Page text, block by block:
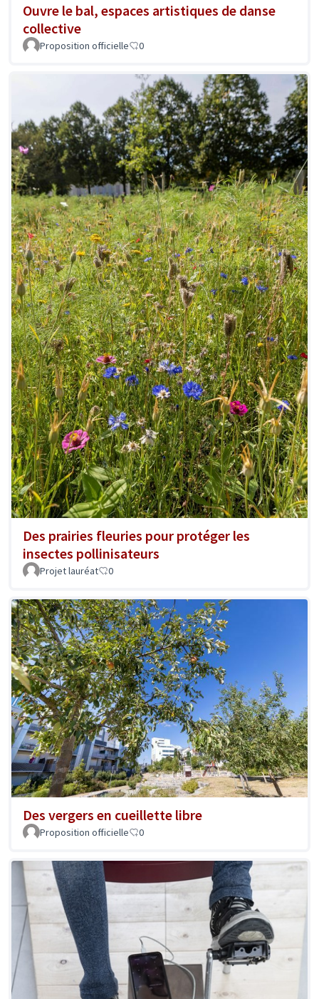
Ouvre le bal, espaces artistiques de danse
collective
Proposition officielle 0
Des prairies fleuries pour protéger les
insectes pollinisateurs
Projet lauréat 0
Des vergers en cueillette libre
Proposition officielle 0